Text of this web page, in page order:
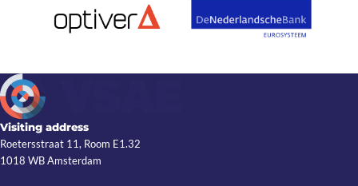
Visiting address
Roetersstraat 11, Room E1.32
1018 WB Amsterdam